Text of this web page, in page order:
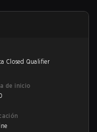
Closed Qualifier
de inicio